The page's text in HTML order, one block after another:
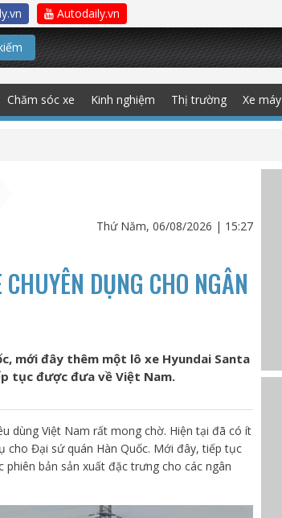
Autodaily.vn
Chăm sóc xe Kinh nghiệm Thị trường Xe máy
Thứ Năm, 06/08/2026 | 15:27
DỤNG CHO NGÂN
mới đây thêm một lô xe Hyundai Santa
tục được đưa về Việt Nam.
dùng Việt Nam rất mong chờ. Hiện tại đã có ít
cho Đại sứ quán Hàn Quốc. Mới đây, tiếp tục
bản sản xuất đặc trưng cho các ngân